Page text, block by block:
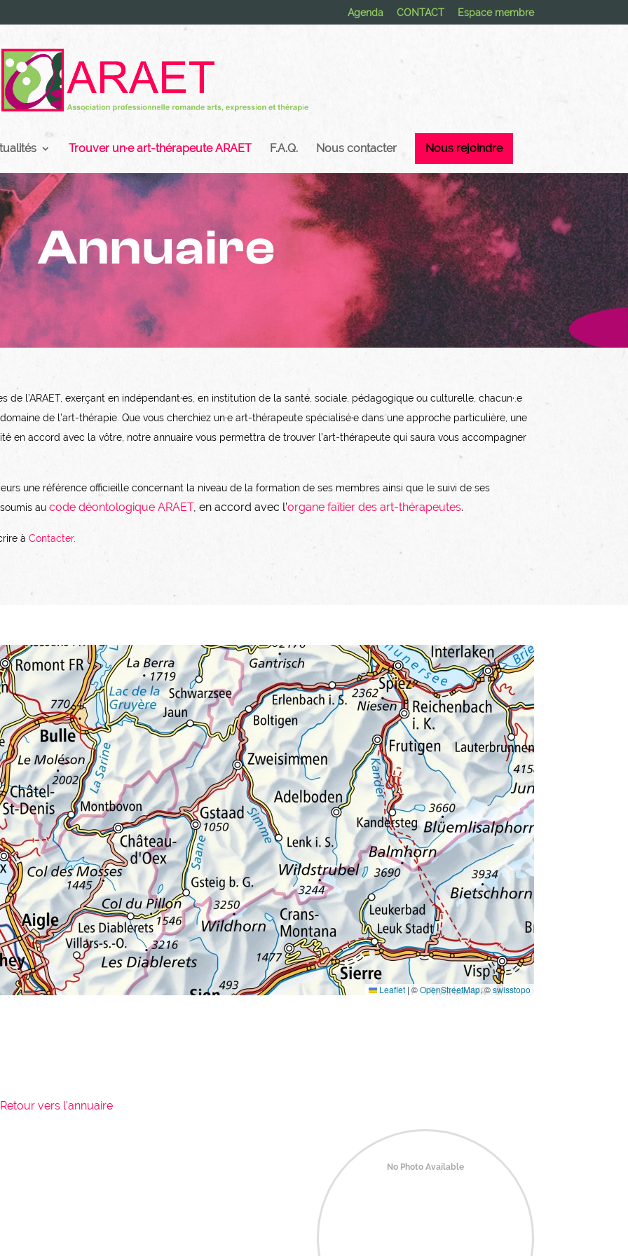
Agenda CONTACT Espace membre
Trouver un·e art-thérapeute ARAET F.A.Q. Nous contacter Nous rejoindre
Annuaire
de l’ARAET, exerçant en indépendant·es, en institution de la santé, sociale, pédagogique ou culturelle, chacun·.e
de l’art-thérapie. Que vous cherchiez un·e art-thérapeute spécialisé·e dans une approche particulière, une
en accord avec la vôtre, notre annuaire vous permettra de trouver l’art-thérapeute qui saura vous accompagner
une référence officieille concernant la niveau de la formation de ses membres ainsi que le suivi de ses
soumis aucode déontologique ARAET, en accord avec l’organe faîtier des art-thérapeutes.
àContacter.
Leaflet | ©OpenStreetMap, ©swisstopo
Retour vers l'annuaire
No Photo Available